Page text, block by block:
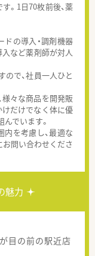
。1日70枚前後、薬
ドの導入・調剤機器
など薬剤師が対人
で、社員一人ひと
々な商品を開発販
けだけでなく体に優
でいます。
を考慮し、最適な
問い合わせくださ
魅力
目の前の駅近店